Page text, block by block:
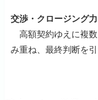
交渉・クロージング力
高額契約ゆえに複
み重ね、最終判断を引